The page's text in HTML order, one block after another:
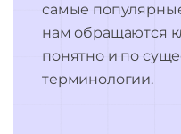
самые
нам обращаются
понятно и по
терминологии.